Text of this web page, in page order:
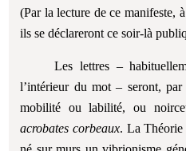
(Par la lecture de ce manifeste,
ils se déclareront ce soir-là
Les lettres –
l’intérieur du mot – seront,
mobilité ou labilité, ou
acrobates corbeaux. La Théorie